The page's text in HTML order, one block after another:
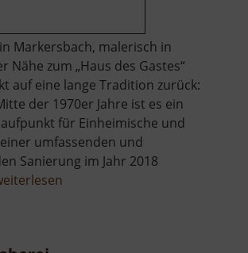
Markersbach, malerisch in
Nähe zum „Haus des Gastes“
auf eine lange Tradition zurück:
der 1970er Jahre ist es ein
für Einheimische und
umfassenden und
Sanierung im Jahr 2018